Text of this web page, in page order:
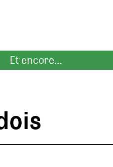
Et encore...